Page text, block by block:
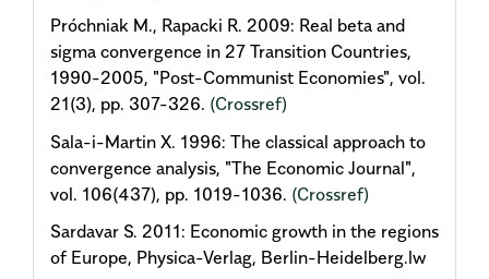
Próchniak M., Rapacki R. 2009: Real beta and
sigma convergence in 27 Transition Countries,
1990-2005, "Post-Communist Economies", vol.
21(3), pp. 307-326. (Crossref)
Sala-i-Martin X. 1996: The classical approach to
convergence analysis, "The Economic Journal",
vol. 106(437), pp. 1019-1036. (Crossref)
Sardavar S. 2011: Economic growth in the regions
of Europe, Physica-Verlag, Berlin-Heidelberg.lw